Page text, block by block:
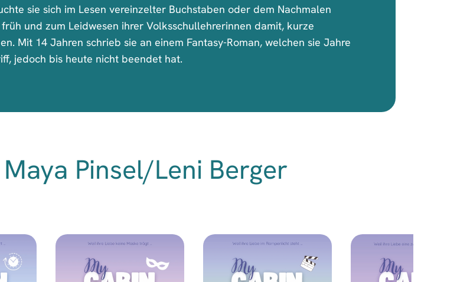
sie sich im Lesen vereinzelter Buchstaben oder dem Nachmalen
und zum Leidwesen ihrer Volksschullehrerinnen damit, kurze
Mit 14 Jahren schrieb sie an einem Fantasy-Roman, welchen sie Jahre
jedoch bis heute nicht beendet hat.
Pinsel/Leni Berger